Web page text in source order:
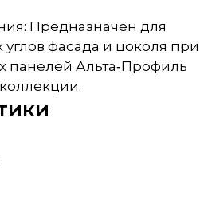
Предназначен для
фасада и цоколя при
панелей Альта‑Профиль